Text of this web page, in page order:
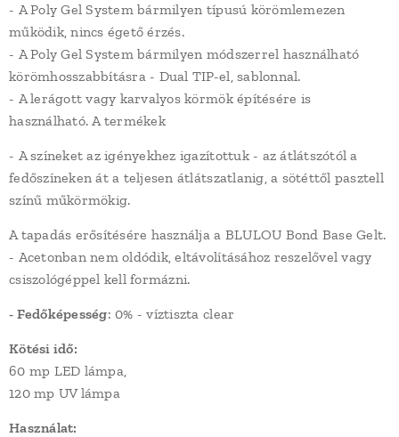
- A Poly Gel System bármilyen típusú körömlemezen
működik, nincs égető érzés.
- A Poly Gel System bármilyen módszerrel használható
körömhosszabbításra - Dual TIP-el, sablonnal.
- A lerágott vagy karvalyos körmök építésére is
használható. A termékek
- A színeket az igényekhez igazítottuk - az átlátszótól a
fedőszíneken át a teljesen átlátszatlanig, a sötéttől pasztell
színű műkörmökig.
A tapadás erősítésére használja a BLULOU Bond Base Gelt.
- Acetonban nem oldódik, eltávolításához reszelővel vagy
csiszológéppel kell formázni.
- Fedőképesség: 0% - víztiszta clear
Kötési idő:
60 mp LED lámpa,
120 mp UV lámpa
Használat: